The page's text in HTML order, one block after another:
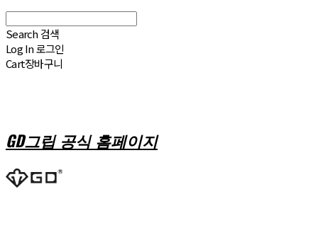
Search 검색
Log In로그인
Cart장바구니
GD그립 공식 홈페이지